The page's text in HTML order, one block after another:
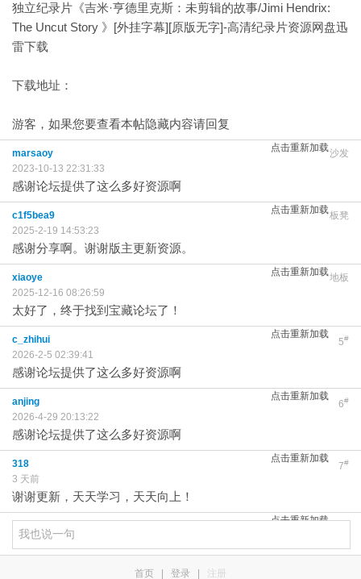
独立纪录片《吉米·亨德里克斯：未剪辑的故事/Jimi Hendrix:
The Uncut Story 》[外挂字幕][原版无字]-高清纪录片资源网盘迅
雷下载
下载地址：
游客，如果您要查看本帖隐藏内容请回复
点击重新加载沙发
marsaoy
2023-10-13 22:31:33
感谢论坛提供了这么多好资源啊
点击重新加载板凳
c1f5bea9
2025-2-19 14:53:23
感谢分享啊。谢谢版主更新资源。
点击重新加载地板
xiaoye
2025-12-16 08:26:59
太好了，终于找到宝藏论坛了！
点击重新加载
5#
c_zhihui
2026-2-5 02:39:41
感谢论坛提供了这么多好资源啊
点击重新加载
6#
anjing
2026-4-29 20:13:22
感谢论坛提供了这么多好资源啊
点击重新加载
7#
318
3 天前
谢谢更新，天天学习，天天向上！
点击重新加载
首页 登录 注册